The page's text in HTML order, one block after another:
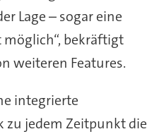
Lage – sogar eine
bekräftigt
weiteren Features.
integrierte
zu jedem Zeitpunkt die